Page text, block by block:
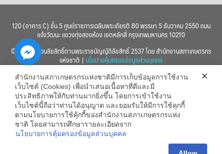
120 (อาคาร C) ชั้น 5 ศูนย์ราชการเฉลิมพระเกียรติ 80 พรรษา 5 ธันวาคม 2550 ถนน
แจ้งวัฒนะ แขวงทุ่งสองห้อง เขตหลักสี่ กรุงเทพมหานคร 10210
© 2560 สงวนลิขสิทธิ์ตามพระราชบัญญัติลิขสิทธิ์ 2537 โดย สำนักงานสภาเกษตรกร
แห่งชาติ | นโยบายคุ้มครองข้อมูลส่วนบุคคล
สำนักงานสภาเกษตรกรแห่งชาติมีการเก็บข้อมูลการใช้งาน
เว็บไซต์ (Cookies) เพื่อนำเสนอเนื้อหาที่ดีและมี
ประสิทธิภาพให้กับท่านมากยิ่งขึ้น โดยการเข้าใช้งาน
เว็บไซต์นี้ถือว่าท่านได้อนุญาต และยอมรับให้มีการใช้คุกกี้
ตามนโยบายการใช้คุ้กกี้ของสำนักงานสภาเกษตรกรแห่ง
ชาติ โดยสามารถศึกษารายละเอียดจาก
นโยบายการคุ้มครองข้อมูลส่วนบุคคล
Hide
chaty